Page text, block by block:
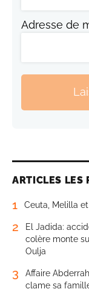
Adresse de
ARTICLES LES
1 Ceuta, Melilla
2
El Jadida:
colère monte
Oulja
3
Affaire
clame sa